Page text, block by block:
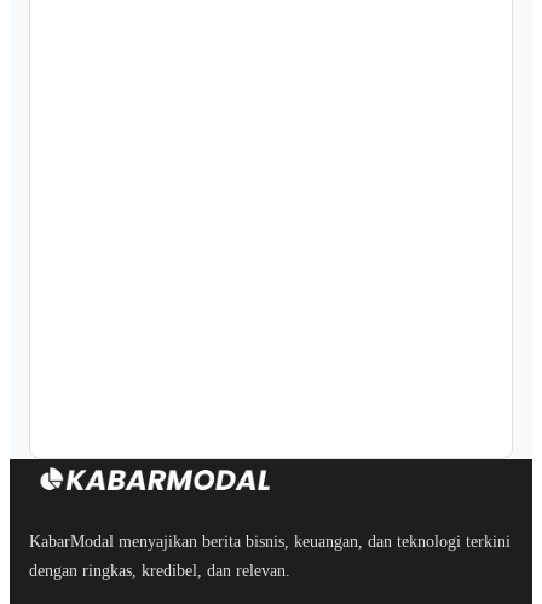
KabarModal menyajikan berita bisnis, keuangan, dan teknologi terkini
dengan ringkas, kredibel, dan relevan.